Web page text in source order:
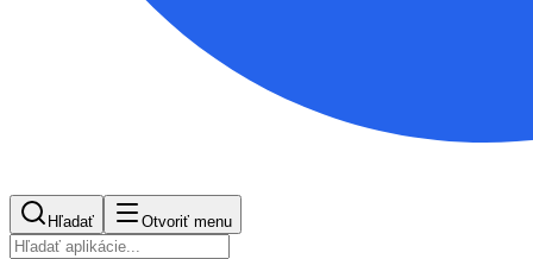
Hľadať Otvoriť menu